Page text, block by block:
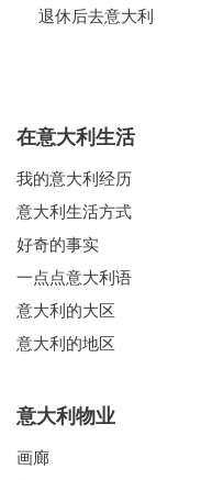
退休后去意大利
在意大利生活
我的意大利经历
意大利生活方式
好奇的事实
一点点意大利语
意大利的大区
意大利的地区
意大利物业
画廊